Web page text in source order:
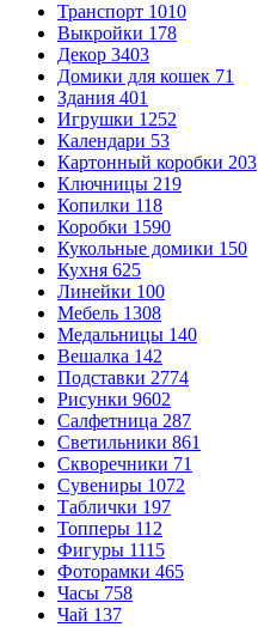
Транспорт 1010
Выкройки 178
Декор 3403
Домики для кошек 71
Здания 401
Игрушки 1252
Календари 53
Картонный коробки 203
Ключницы 219
Копилки 118
Коробки 1590
Кукольные домики 150
Кухня 625
Линейки 100
Мебель 1308
Медальницы 140
Вешалка 142
Подставки 2774
Рисунки 9602
Салфетница 287
Светильники 861
Скворечники 71
Сувениры 1072
Таблички 197
Топперы 112
Фигуры 1115
Фоторамки 465
Часы 758
Чай 137